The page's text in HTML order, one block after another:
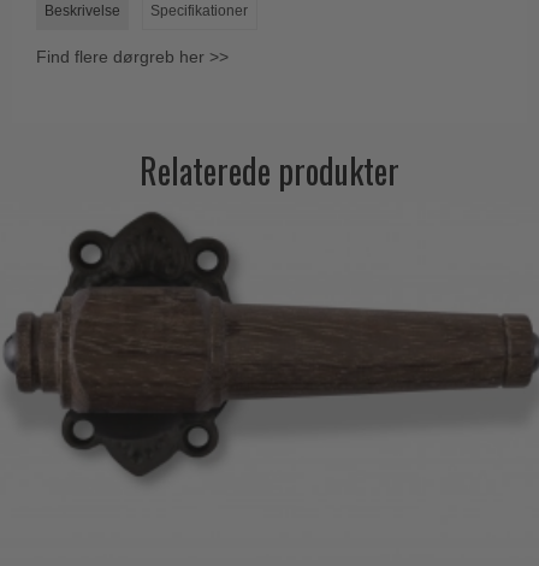
Beskrivelse Specifikationer
Find flere dørgreb her >>
Relaterede produkter